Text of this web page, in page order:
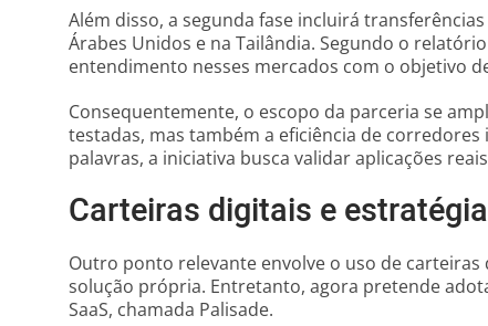
Além disso, a segunda fase incluirá
Árabes Unidos e na Tailândia. Segundo o
entendimento nesses mercados com o objetivo
Consequentemente, o escopo da parceria se
testadas, mas também a eficiência de
palavras, a iniciativa busca validar aplicações
Carteiras digitais e
Outro ponto relevante envolve o uso de
solução própria. Entretanto, agora pretende
SaaS, chamada Palisade.